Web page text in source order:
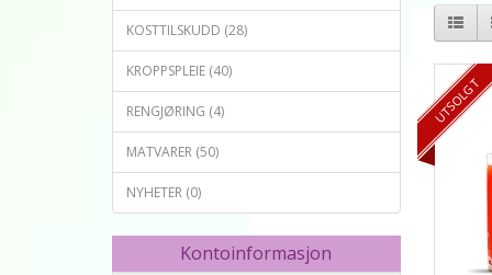
KOSTTILSKUDD (28)
KROPPSPLEIE (40)
RENGJØRING (4)
MATVARER (50)
NYHETER (0)
Kontoinformasjon
TILBUD 16%
UTSOLGT